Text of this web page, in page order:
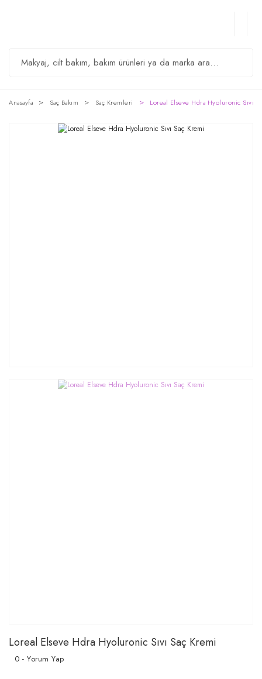
Anasayfa Saç Bakım Saç Kremleri Loreal Elseve Hdra Hyoluronic Sıvı
Loreal Elseve Hdra Hyoluronic Sıvı Saç Kremi
0 - Yorum Yap